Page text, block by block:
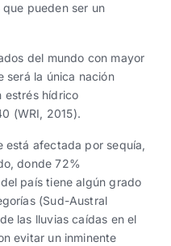
pueden ser un
del mundo con mayor
será la única nación
estrés hídrico
(WRI, 2015).
está afectada por sequía,
donde 72%
país tiene algún grado
(Sud-Austral
las lluvias caídas en el
evitar un inminente